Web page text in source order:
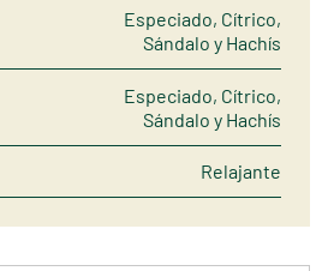
Especiado, Cítrico,
Sándalo y Hachís
Especiado, Cítrico,
Sándalo y Hachís
Relajante